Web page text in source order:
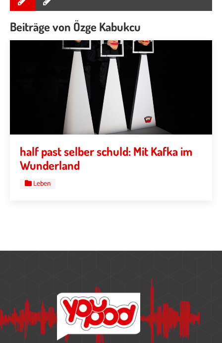
Beiträge von Özge Kabukcu
half past selber schuld: Mit Kafka im
Wunderland
Leben